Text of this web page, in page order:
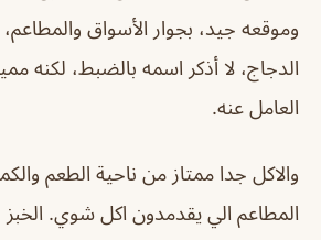
وموقعه جيد، بجوار الأسواق
الدجاج، لا أذكر اسمه بالضبط، لكنه
العامل عنه.
والاكل جدا ممتاز من ناحية الطعم
المطاعم الي يقدمدون اكل شوي. الخبز